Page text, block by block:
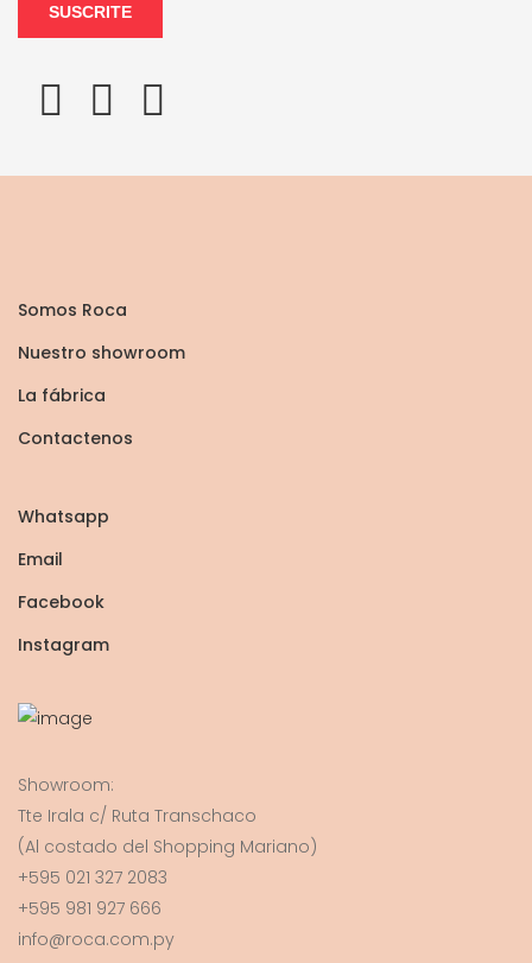
SUSCRITE
Somos Roca
Nuestro showroom
La fábrica
Contactenos
Whatsapp
Email
Facebook
Instagram
Showroom:
Tte Irala c/ Ruta Transchaco
(Al costado del Shopping Mariano)
+595 021 327 2083
+595 981 927 666
info@roca.com.py